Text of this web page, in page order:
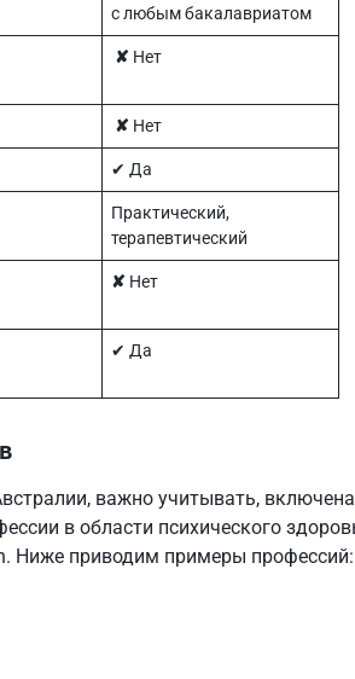
с любым бакалавриатом
✘ Нет
✘ Нет
✔︎ Да
Практический,
терапевтический
✘ Нет
✔︎ Да
важно учитывать,
в области психического
Ниже приводим примеры профессий: